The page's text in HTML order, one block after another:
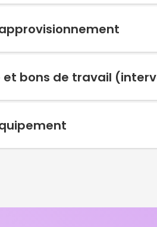
et bons de travail